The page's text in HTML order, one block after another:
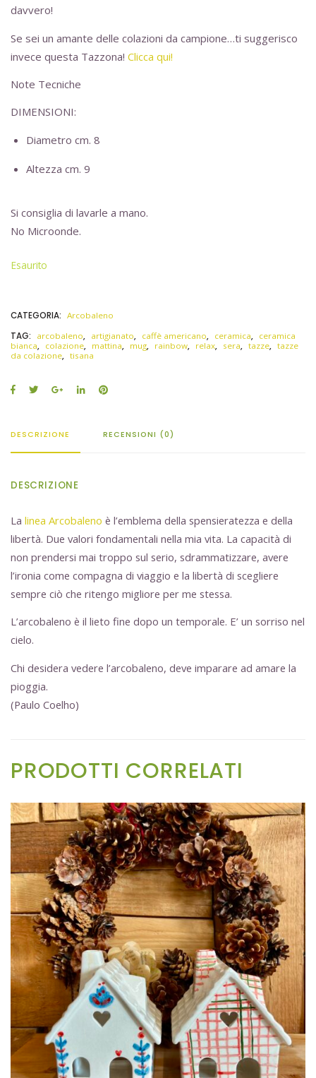
davvero!
Se sei un amante delle colazioni da campione…ti suggerisco
invece questa Tazzona! Clicca qui!
Note Tecniche
DIMENSIONI:
Diametro cm. 8
Altezza cm. 9
Si consiglia di lavarle a mano.
No Microonde.
Esaurito
CATEGORIA: Arcobaleno
TAG: arcobaleno, artigianato, caffè americano, ceramica, ceramica
bianca, colazione, mattina, mug, rainbow, relax, sera, tazze, tazze
da colazione, tisana
DESCRIZIONE RECENSIONI (0)
DESCRIZIONE
La linea Arcobaleno è l’emblema della spensieratezza e della
libertà. Due valori fondamentali nella mia vita. La capacità di
non prendersi mai troppo sul serio, sdrammatizzare, avere
l’ironia come compagna di viaggio e la libertà di scegliere
sempre ciò che ritengo migliore per me stessa.
L’arcobaleno è il lieto fine dopo un temporale. E’ un sorriso nel
cielo.
Chi desidera vedere l’arcobaleno, deve imparare ad amare la
pioggia.
(Paulo Coelho)
PRODOTTI CORRELATI